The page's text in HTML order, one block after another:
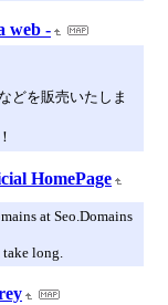
web -
どを販売いたしま
HomePage
at Seo.Domains
long.